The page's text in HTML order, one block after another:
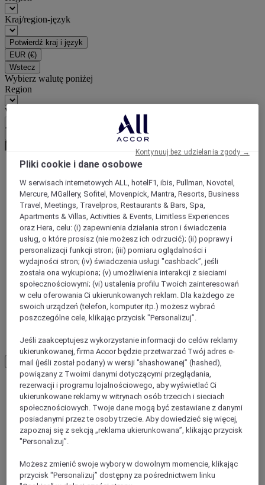
Kraj/region-język
Potwierdź kraj i język
EUR (€)
Wstecz
Wybierz walutę poniżej
Region
Waluta
World
Asia
China
GUIZHOU
Guiyang
Load More See more items
Pliki cookie i dane osobowe
W serwisach internetowych ALL, hotelF1, ibis, Pullman, Novotel,
Mercure, MGallery, Sofitel, Movenpick, Mantra, Resorts, Business
Travel, Meetings, Travelpros, Restaurants & Bars, Spa,
Apartments & Villas, Activities & Events, Limitless Experiences
oraz Hera, celu: (i) zapewnienia działania stron i świadczenia
usług, o które prosisz (nie możesz ich odrzucić); (ii) poprawy i
personalizacji funkcji stron; (iii) pomiaru oglądalności i
wydajności stron; (iv) świadczenia usługi "cashback”, jeśli
została ona wykupiona; (v) umożliwienia interakcji z sieciami
społecznościowymi; (vi) ustalenia profilu Twoich zainteresowań
w celu oferowania Ci ukierunkowanych reklam. Dla każdego ze
swoich urządzeń (telefon, komputer itp.) możesz wybrać
poszczególne cele, klikając przycisk "Personalizuj”.
Jeśli zaakceptujesz wykorzystanie informacji do celów reklamy
ukierunkowanej, firma Accor będzie przetwarzać Twój adres e-
mail (jeśli został podany) w wersji "shashowanej” (hashed),
powiązany z Twoimi danymi dotyczącymi przeglądania,
rezerwacji i programu lojalnościowego, aby wyświetlać Ci
ukierunkowane reklamy w witrynach osób trzecich i sieciach
społecznościowych. Twoje dane mogą być zestawiane z danymi
posiadanymi przez te osoby trzecie. Aby dowiedzieć się więcej,
zapoznaj się z sekcją „reklama ukierunkowana”, klikając przycisk
"Personalizuj”.
Możesz zmienić swoje wybory w dowolnym momencie, klikając
przycisk "Personalizuj” dostępny za pośrednictwem linku
Kontynuuj bez udzielania zgody →